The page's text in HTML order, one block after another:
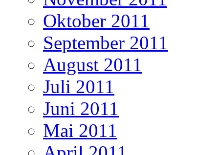
Oktober 2011
September 2011
August 2011
Juli 2011
Juni 2011
Mai 2011